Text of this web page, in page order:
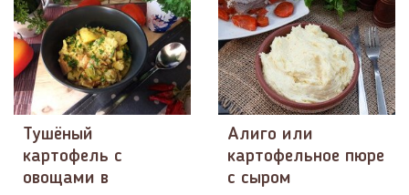
Тушёный
картофель с
овощами в
Алиго или
картофельное пюре
с сыром